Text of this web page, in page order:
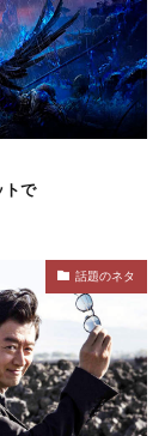
トで
話題のネタ